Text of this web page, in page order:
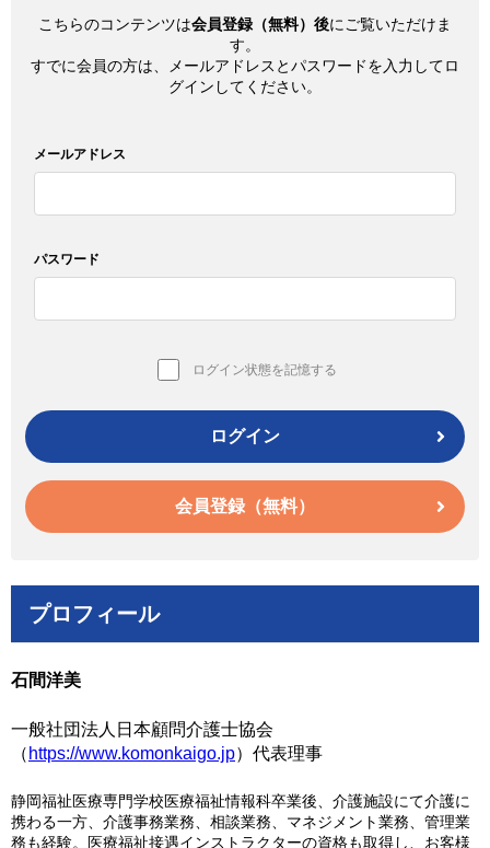
こちらのコンテンツは会員登録（無料）後にご覧いただけま
す。
すでに会員の方は、メールアドレスとパスワードを入力してロ
グインしてください。
メールアドレス
パスワード
ログイン状態を記憶する
ログイン
会員登録（無料）
プロフィール
石間洋美
一般社団法人日本顧問介護士協会
（ https://www.komonkaigo.jp）代表理事
静岡福祉医療専門学校医療福祉情報科卒業後、介護施設にて介護に
携わる一方、介護事務業務、相談業務、マネジメント業務、管理業
務も経験。医療福祉接遇インストラクターの資格も取得し、お客様